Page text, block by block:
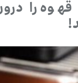
قهوه را